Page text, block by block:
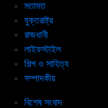
মতামত
যুক্তরাষ্ট্র
রাজধানী
লাইফস্টাইল
শিল্প ও সাহিত্য
সম্পাদকীয়
বিশেষ সংবাদ